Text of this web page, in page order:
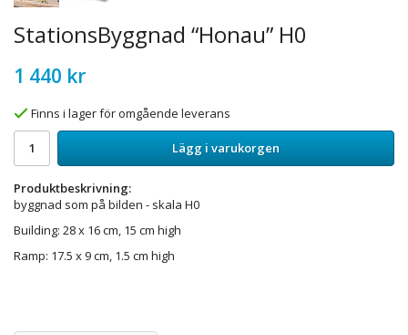
StationsByggnad “Honau” H0
1 440 kr
Finns i lager för omgående leverans
Lägg i varukorgen
Produktbeskrivning:
byggnad som på bilden - skala H0
Building: 28 x 16 cm, 15 cm high
Ramp: 17.5 x 9 cm, 1.5 cm high